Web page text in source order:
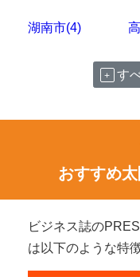
湖南市(4)
す
おすすめ
ビジネス誌の
は以下のような特